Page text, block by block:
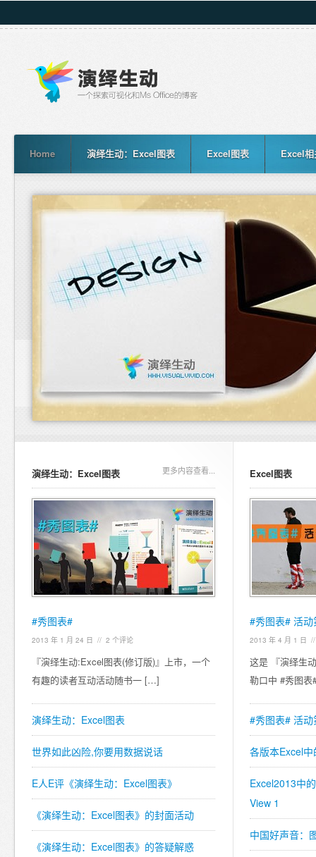
Home 演绎生动：Excel图表 Excel图表 Excel相
演绎生动：Excel图表 更多内容查看...
#秀图表#
2013 年 1 月 24 日 // 2 个评论
『演绎生动:Excel图表(修订版)』上市，一个
有趣的读者互动活动随书一 […]
演绎生动：Excel图表
世界如此凶险,你要用数据说话
E人E评《演绎生动：Excel图表》
《演绎生动：Excel图表》的封面活动
《演绎生动：Excel图表》的答疑解惑
Excel图表
#秀图表# 活
2013 年 4 月 1 日
这是 『演绎生
勒口中 #秀图
#秀图表# 活动
各版本Excel
Excel2013中
View 1
中国好声音：